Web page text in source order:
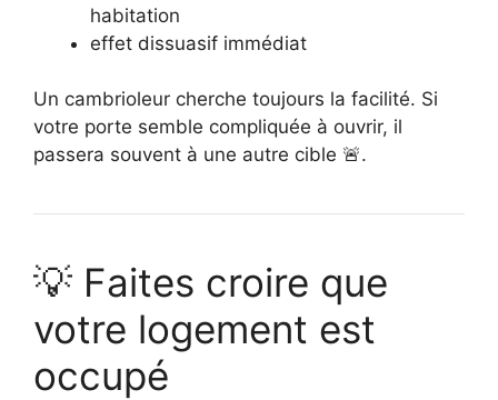
habitation
effet dissuasif immédiat
Un cambrioleur cherche toujours la facilité. Si
votre porte semble compliquée à ouvrir, il
passera souvent à une autre cible 🚨.
💡 Faites croire que
votre logement est
occupé